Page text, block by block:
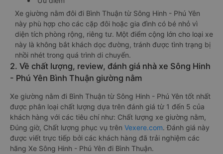
Xe giường nằm đôi đi Bình Thuận từ Sông Hinh - Phú Yên
này phù hợp cho các cặp đôi hoặc gia đình có bé nhỏ vì
diện tích phòng rộng, riêng tư. Một điểm cộng lớn cho loại xe
này là không bắt khách dọc đường, tránh được tình trạng bị
nhồi nhét trong quá trình di chuyển.
2. Về chất lượng, review, đánh giá nhà xe Sông Hinh
- Phú Yên Bình Thuận giường nằm
Xe giường nằm đi Bình Thuận từ Sông Hinh - Phú Yên tốt nhất
được phân loại chất lượng dựa trên đánh giá từ 1 đến 5 của
khách hàng với các tiêu chí như: Chất lượng xe giường nằm,
Đúng giờ, Chất lượng phục vụ trên Vexere.com. Đánh giá này
được viết trực tiếp bởi các khách hàng đã trải nghiệm các
hãng Xe Sông Hinh - Phú Yên đi Bình Thuận.